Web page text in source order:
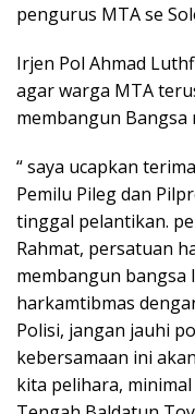
pengurus MTA se
Irjen Pol Ahmad
agar warga MTA
membangun Bangsa
“ saya ucapkan
Pemilu Pileg dan
tinggal pelantikan.
Rahmat, persatuan
membangun bangsa
harkamtibmas
Polisi, jangan jauhi
kebersamaan ini
kita pelihara,